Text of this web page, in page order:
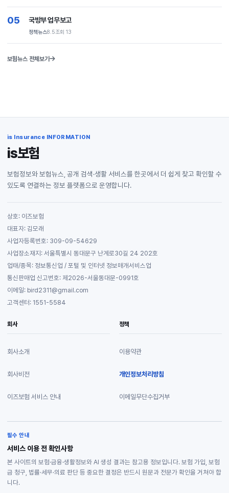
05 국방부 업무보고
정책뉴스8.5조회 13
보험뉴스 전체보기
is Insurance INFORMATION
is보험
보험정보와 보험뉴스, 공개 검색·생활 서비스를 한곳에서 더 쉽게 찾고 확인할 수
있도록 연결하는 정보 플랫폼으로 운영합니다.
상호: 이즈보험
대표자: 김모래
사업자등록번호: 309-09-54629
사업장소재지: 서울특별시 동대문구 난계로30길 24 202호
업태/종목: 정보통신업 / 포털 및 인터넷 정보매개서비스업
통신판매업 신고번호: 제2026-서울동대문-0991호
이메일: bird2311@gmail.com
고객센터: 1551-5584
회사
회사소개
회사비전
이즈보험 서비스 안내
정책
이용약관
개인정보처리방침
이메일무단수집거부
필수 안내
서비스 이용 전 확인사항
본 사이트의 보험·금융·생활정보와 AI 생성 결과는 참고용 정보입니다. 보험 가입, 보험
금 청구, 법률·세무·의료 판단 등 중요한 결정은 반드시 원문과 전문가 확인을 거쳐야 합
니다.